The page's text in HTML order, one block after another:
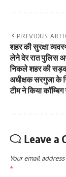
PREVIOUS
शहर की सुरक्षा
लेने देर रात पुलिस
निकले शहर की
अधीक्षक सरगुजा के
टीम ने किया
Leave a
Your email
*